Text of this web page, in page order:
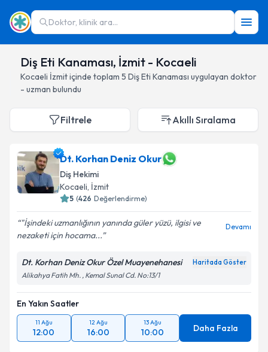
Doktor, klinik ara...
Diş Eti Kanaması, İzmit - Kocaeli
Kocaeli İzmitiçinde toplam 5 Diş Eti Kanaması uygulayan doktor
- uzman bulundu
Filtrele Akıllı Sıralama
Dt. Korhan Deniz Okur
Diş Hekimi
Kocaeli, İzmit
5 (426 Değerlendirme)
"İşindeki uzmanlığının yanında güler yüzü, ilgisi ve
nezaketi için hocama...
Devamı
Dt. Korhan Deniz Okur Özel Muayenehanesi Haritada Göster
Alikahya Fatih Mh. , Kemal Sunal Cd. No:13/1
En Yakın Saatler
11 Ağu
12:00
12 Ağu
16:00
13 Ağu
10:00 Daha Fazla